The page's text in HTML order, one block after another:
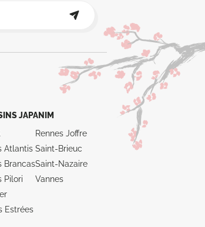
JAPANIM
Atlantis
Brancas
Pilori
Estrées
Rennes Joffre
Saint-Brieuc
Saint-Nazaire
Vannes